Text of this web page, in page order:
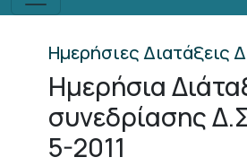
Ημερήσιες Διατάξεις
Ημερήσια
συνεδρίασης
5-2011